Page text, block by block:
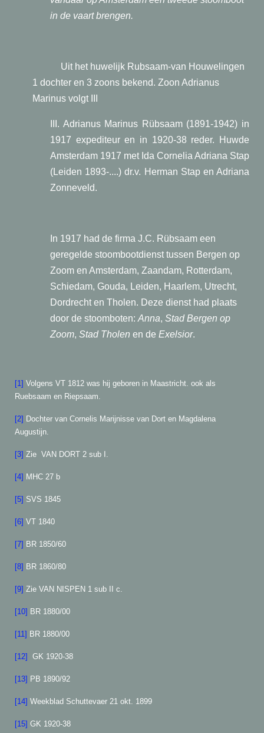
in de vaart brengen.
Uit het huwelijk Rubsaam-van Houwelingen
1 dochter en 3 zoons bekend. Zoon Adrianus
Marinus volgt III
III. Adrianus Marinus Rübsaam (1891-1942) in
1917 expediteur en in 1920-38 reder. Huwde
Amsterdam 1917 met Ida Cornelia Adriana Stap
(Leiden 1893-....) dr.v. Herman Stap en Adriana
Zonneveld.
In 1917 had de firma J.C. Rübsaam een
geregelde stoombootdienst tussen Bergen op
Zoom en Amsterdam, Zaandam, Rotterdam,
Schiedam, Gouda, Leiden, Haarlem, Utrecht,
Dordrecht en Tholen. Deze dienst had plaats
door de stoomboten: Anna, Stad Bergen op
Zoom, Stad Tholen en de Exelsior.
[1] Volgens VT 1812 was hij geboren in Maastricht. ook als
Ruebsaam en Riepsaam.
[2] Dochter van Cornelis Marijnisse van Dort en Magdalena
Augustijn.
[3] Zie VAN DORT 2 sub I.
[4] MHC 27 b
[5] SVS 1845
[6] VT 1840
[7] BR 1850/60
[8] BR 1860/80
[9] Zie VAN NISPEN 1 sub II c.
[10] BR 1880/00
[11] BR 1880/00
[12] GK 1920-38
[13] PB 1890/92
[14] Weekblad Schuttevaer 21 okt. 1899
[15] GK 1920-38